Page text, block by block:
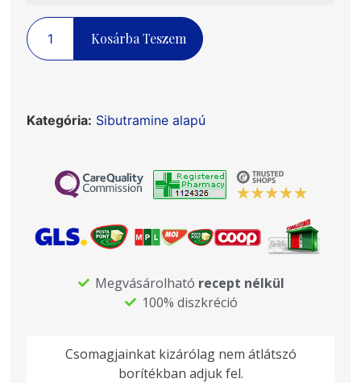
Kosárba Teszem
Kategória: Sibutramine alapú
Megvásárolható recept nélkül
100% diszkréció
Csomagjainkat kizárólag nem átlátszó
borítékban adjuk fel.